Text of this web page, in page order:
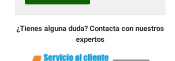
¿Tienes alguna duda? Contacta con nuestros
expertos